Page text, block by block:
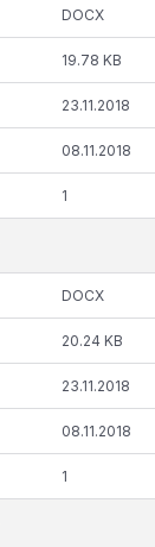
DOCX
19.78 KB
23.11.2018
08.11.2018
1
DOCX
20.24 KB
23.11.2018
08.11.2018
1